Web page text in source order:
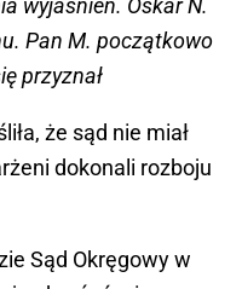
wyjaśnień. Oskar N.
Pan M. początkowo
przyznał
że sąd nie miał
dokonali rozboju
Sąd Okręgowy w